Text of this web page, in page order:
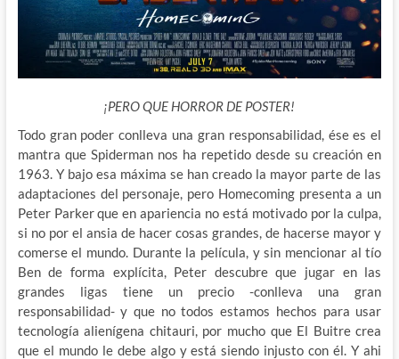
¡PERO QUE HORROR DE POSTER!
Todo gran poder conlleva una gran responsabilidad, ése es el
mantra que Spiderman nos ha repetido desde su creación en
1963. Y bajo esa máxima se han creado la mayor parte de las
adaptaciones del personaje, pero Homecoming presenta a un
Peter Parker que en apariencia no está motivado por la culpa,
si no por el ansia de hacer cosas grandes, de hacerse mayor y
comerse el mundo. Durante la película, y sin mencionar al tío
Ben de forma explícita, Peter descubre que jugar en las
grandes ligas tiene un precio -conlleva una gran
responsabilidad- y que no todos estamos hechos para usar
tecnología alienígena chitauri, por mucho que El Buitre crea
que el mundo le debe algo y está siendo injusto con él. Y ahi